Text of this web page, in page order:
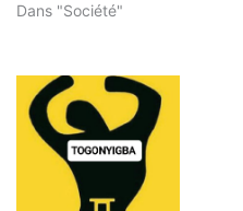
Dans "Société"